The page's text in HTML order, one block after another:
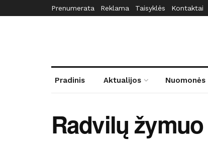
Prenumerata Reklama Taisyklės Kontaktai
Pradinis Aktualijos Nuomonės
Radvilų